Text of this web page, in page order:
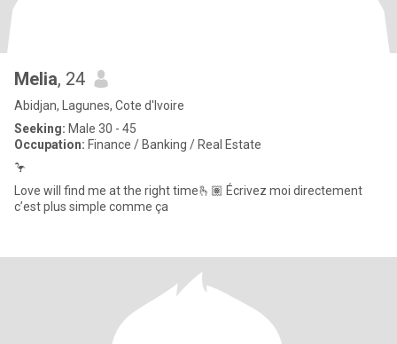
Melia, 24
Abidjan, Lagunes, Cote d'Ivoire
Seeking: Male 30 - 45
Occupation: Finance / Banking / Real Estate
🦩
Love will find me at the right time🫰🏽 Écrivez moi directement
c’est plus simple comme ça